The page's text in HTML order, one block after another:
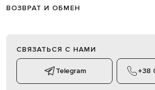
ВОЗВРАТ И ОБМЕН
СВЯЗАТЬСЯ С НАМИ
Telegram +38